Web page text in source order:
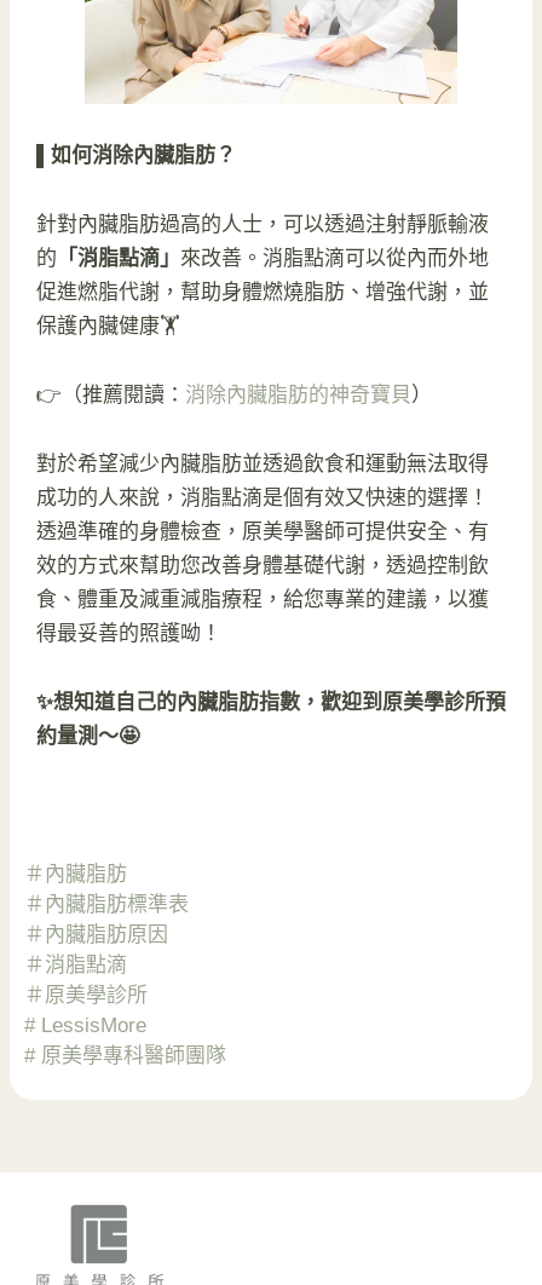
▌如何消除內臟脂肪？
針對內臟脂肪過高的人士，可以透過注射靜脈輸液
的 「消脂點滴」 來改善。消脂點滴可以從內而外地
促進燃脂代謝，幫助身體燃燒脂肪、增強代謝，並
保護內臟健康🏋️
👉（推薦閱讀： 消除內臟脂肪的神奇寶貝 ）
對於希望減少內臟脂肪並透過飲食和運動無法取得
成功的人來說，消脂點滴是個有效又快速的選擇！
透過準確的身體檢查，原美學醫師可提供安全、有
效的方式來幫助您改善身體基礎代謝，透過控制飲
食、體重及減重減脂療程，給您專業的建議，以獲
得最妥善的照護呦！
✨想知道自己的內臟脂肪指數，歡迎到原美學診所預
約量測～🤩
＃內臟脂肪
＃內臟脂肪標準表
＃內臟脂肪原因
＃消脂點滴
＃原美學診所
# LessisMore
# 原美學專科醫師團隊